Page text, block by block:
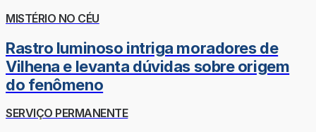
MISTÉRIO NO CÉU
Rastro luminoso intriga moradores de
Vilhena e levanta dúvidas sobre origem
do fenômeno
SERVIÇO PERMANENTE